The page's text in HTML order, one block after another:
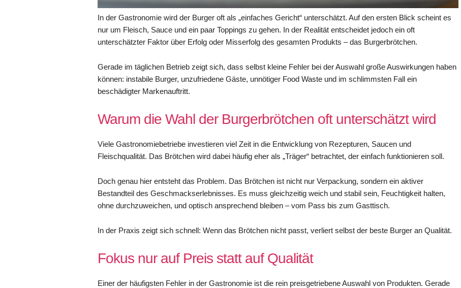
In der Gastronomie wird der Burger oft als „einfaches Gericht“ unterschätzt. Auf den ersten Blick scheint es
nur um Fleisch, Sauce und ein paar Toppings zu gehen. In der Realität entscheidet jedoch ein oft
unterschätzter Faktor über Erfolg oder Misserfolg des gesamten Produkts – das Burgerbrötchen.
Gerade im täglichen Betrieb zeigt sich, dass selbst kleine Fehler bei der Auswahl große Auswirkungen haben
können: instabile Burger, unzufriedene Gäste, unnötiger Food Waste und im schlimmsten Fall ein
beschädigter Markenauftritt.
Warum die Wahl der Burgerbrötchen oft unterschätzt wird
Viele Gastronomiebetriebe investieren viel Zeit in die Entwicklung von Rezepturen, Saucen und
Fleischqualität. Das Brötchen wird dabei häufig eher als „Träger“ betrachtet, der einfach funktionieren soll.
Doch genau hier entsteht das Problem. Das Brötchen ist nicht nur Verpackung, sondern ein aktiver
Bestandteil des Geschmackserlebnisses. Es muss gleichzeitig weich und stabil sein, Feuchtigkeit halten,
ohne durchzuweichen, und optisch ansprechend bleiben – vom Pass bis zum Gasttisch.
In der Praxis zeigt sich schnell: Wenn das Brötchen nicht passt, verliert selbst der beste Burger an Qualität.
Fokus nur auf Preis statt auf Qualität
Einer der häufigsten Fehler in der Gastronomie ist die rein preisgetriebene Auswahl von Produkten. Gerade